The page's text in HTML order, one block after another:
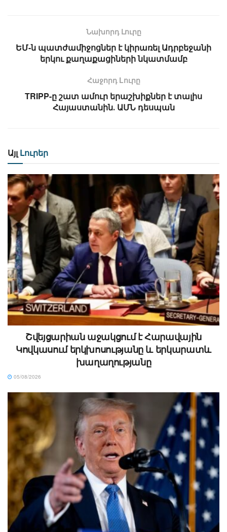
Նախորդ Լուրը
ԵՄ-ն պատժամիջոցներ է կիրառել Ադրբեջանի
երկու քաղաքացիների նկատմամբ
Հաջորդ Lուրը
TRIPP-ը շատ ամուր երաշխիքներ է տալիս
Հայաստանին․ ԱՄՆ դեսպան
Այլ Լուրեր
Շվեյցարիան աջակցում է Հարավային
Կովկասում երկխոսությանը և երկարատև
խաղաղությանը
05/08/2026